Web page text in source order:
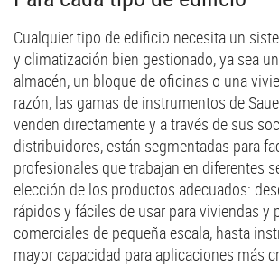
Cualquier tipo de edificio necesita un
y climatización bien gestionado, ya sea
almacén, un bloque de oficinas o una
razón, las gamas de instrumentos de
venden directamente y a través de sus
distribuidores, están segmentadas para
profesionales que trabajan en diferentes
elección de los productos adecuados:
rápidos y fáciles de usar para viviendas y
comerciales de pequeña escala, hasta
mayor capacidad para aplicaciones más